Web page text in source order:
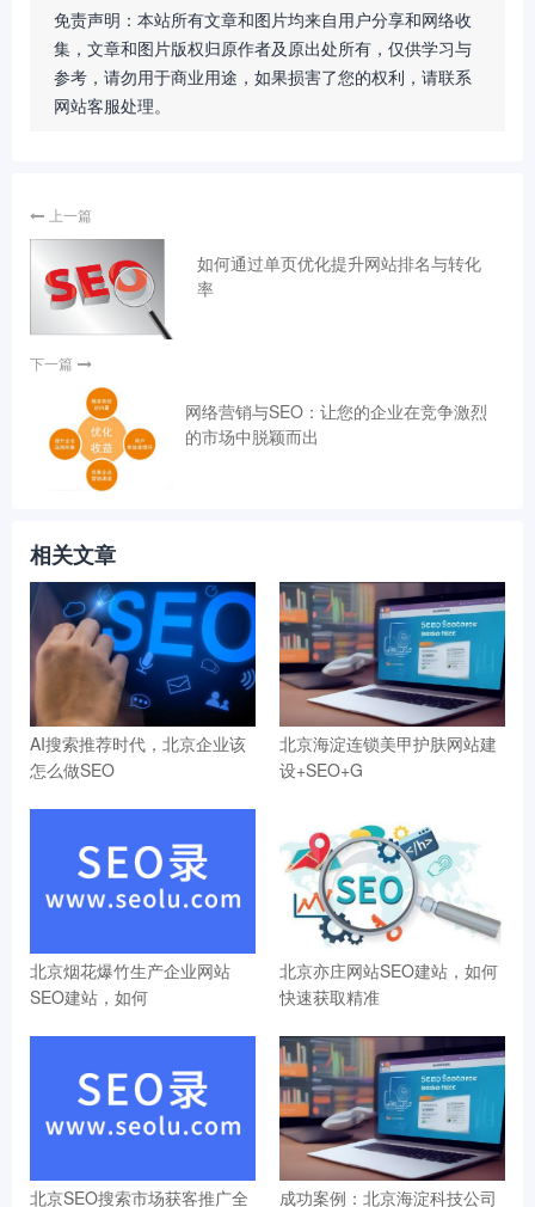
免责声明：本站所有文章和图片均来自用户分享和网络收
集，文章和图片版权归原作者及原出处所有，仅供学习与
参考，请勿用于商业用途，如果损害了您的权利，请联系
网站客服处理。
上一篇
如何通过单页优化提升网站排名与转化
率
下一篇
网络营销与SEO：让您的企业在竞争激烈
的市场中脱颖而出
相关文章
AI搜索推荐时代，北京企业该
怎么做SEO
北京海淀连锁美甲护肤网站建
设+SEO+G
北京烟花爆竹生产企业网站
SEO建站，如何
北京亦庄网站SEO建站，如何
快速获取精准
北京SEO搜索市场获客推广全 成功案例：北京海淀科技公司